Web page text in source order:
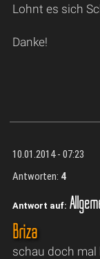
Lohnt es sich
Danke!
10.01.2014 - 07:23
Antworten: 4
Antwort auf:
Briza
schau doch mal